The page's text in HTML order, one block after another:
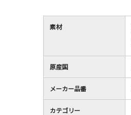
素材
原産国
メーカー品番
カテゴリー